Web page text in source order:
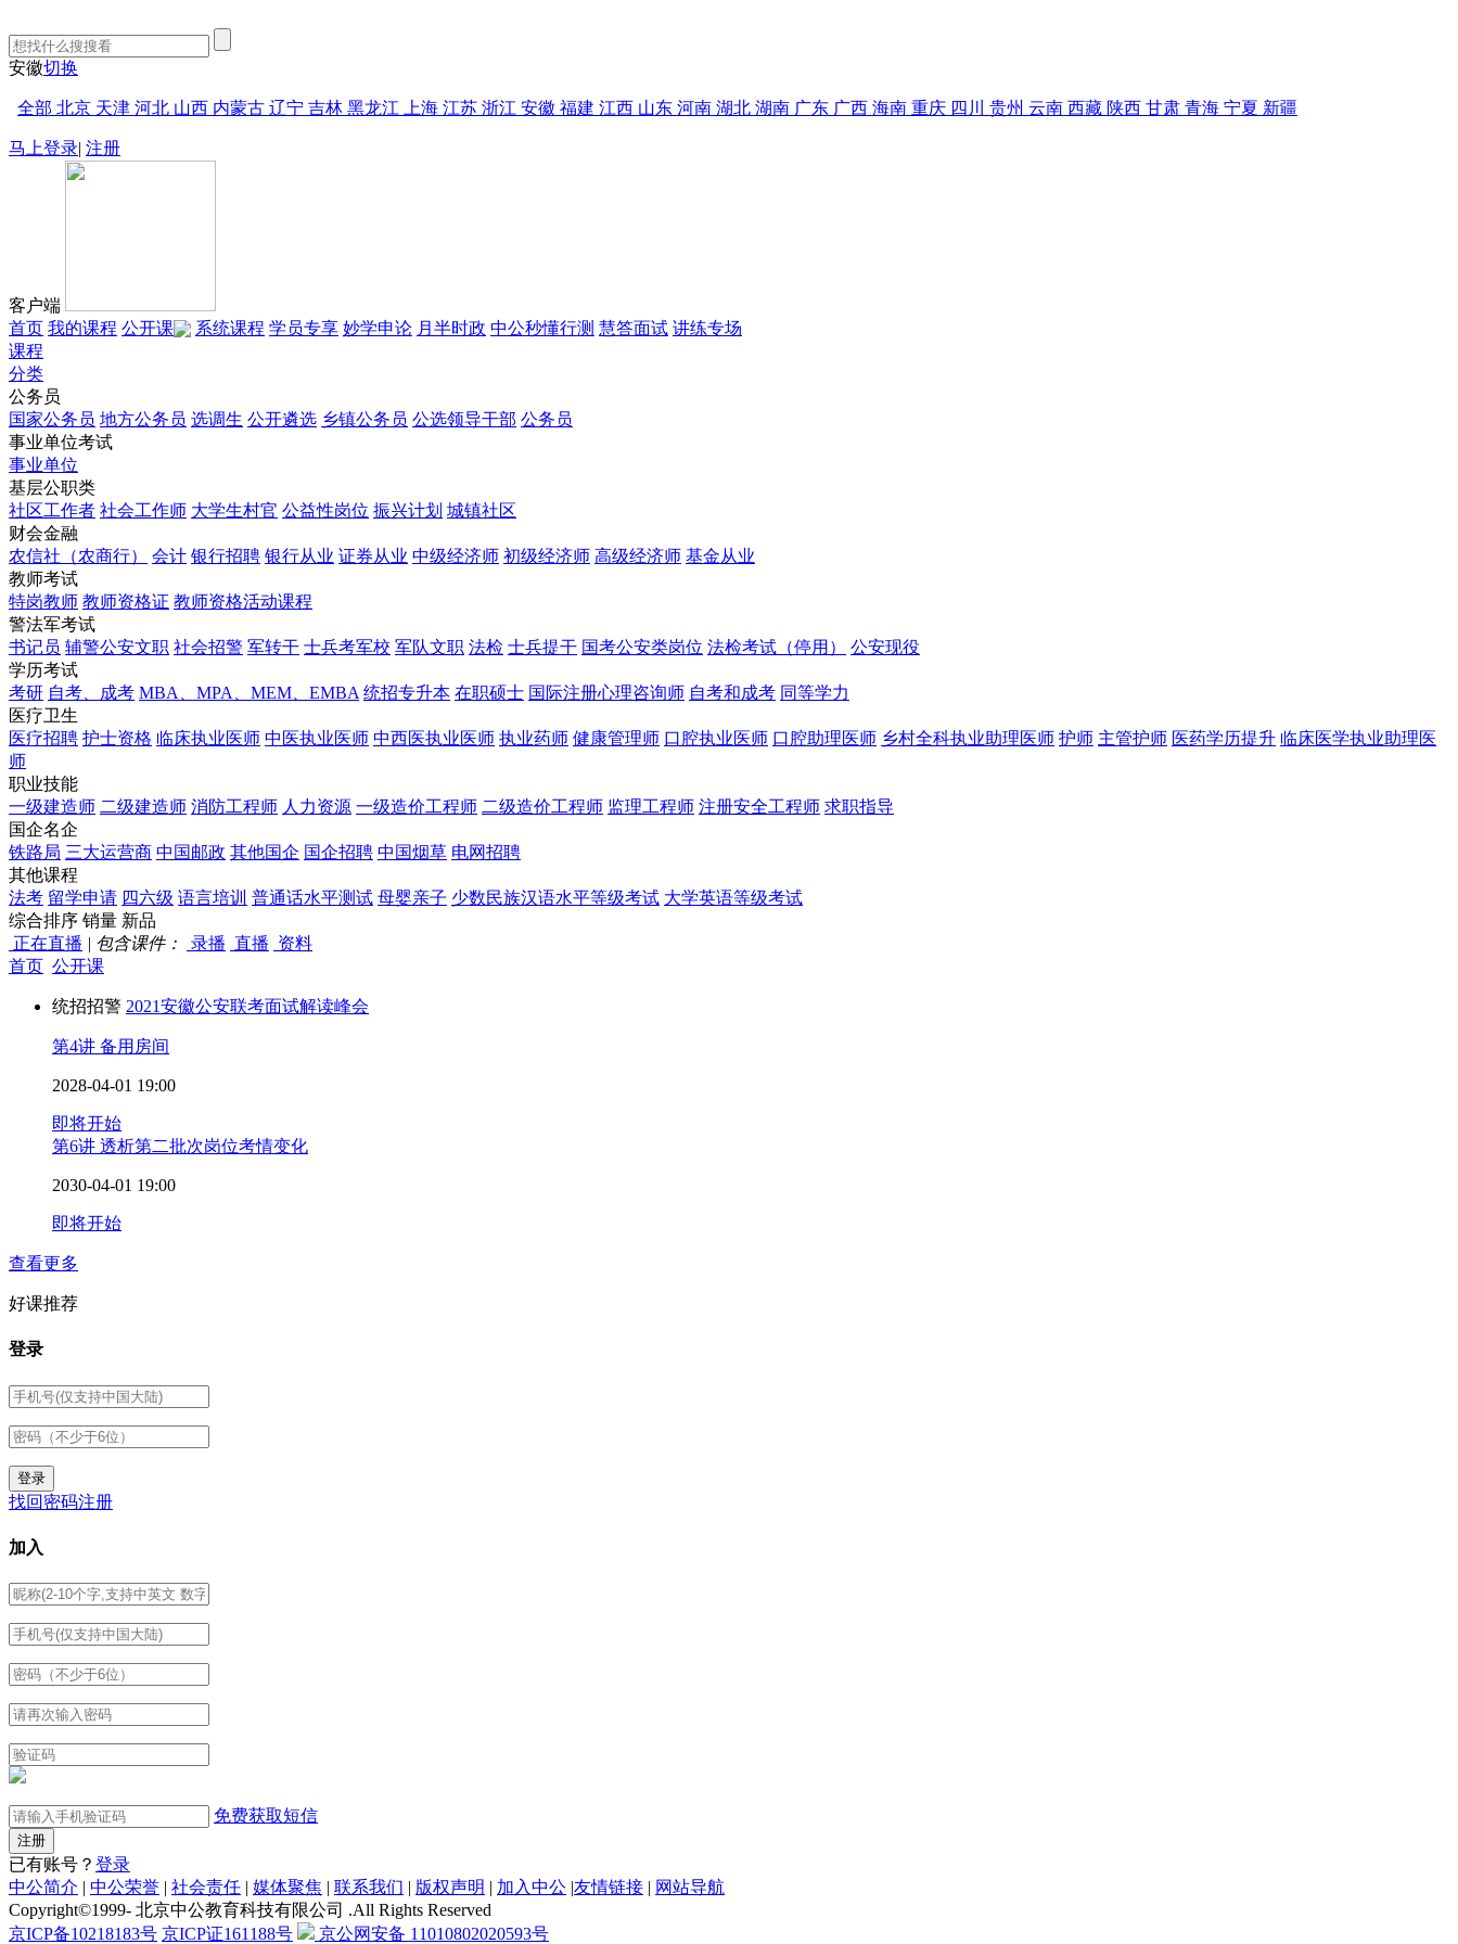
安徽切换
全部 北京 天津 河北 山西 内蒙古 辽宁 吉林 黑龙江 上海 江苏 浙江 安徽 福建 江西 山东 河南 湖北 湖南 广东 广西 海南 重庆 四川 贵州 云南 西藏 陕西 甘肃 青海 宁夏 新疆
马上登录| 注册
客户端
首页 我的课程 公开课 系统课程 学员专享 妙学申论 月半时政 中公秒懂行测 慧答面试 讲练专场
课程
分类
公务员
国家公务员 地方公务员 选调生 公开遴选 乡镇公务员 公选领导干部 公务员
事业单位考试
事业单位
基层公职类
社区工作者 社会工作师 大学生村官 公益性岗位 振兴计划 城镇社区
财会金融
农信社（农商行）
会计 银行招聘 银行从业 证券从业 中级经济师 初级经济师 高级经济师 基金从业
教师考试
特岗教师 教师资格证 教师资格活动课程
警法军考试
书记员 辅警公安文职 社会招警 军转干 士兵考军校 军队文职 法检 士兵提干 国考公安类岗位 法检考试（停用）
公安现役
学历考试
考研 自考、成考 MBA、MPA、MEM、EMBA 统招专升本 在职硕士 国际注册心理咨询师 自考和成考 同等学力
医疗卫生
医疗招聘 护士资格 临床执业医师 中医执业医师 中西医执业医师 执业药师 健康管理师 口腔执业医师 口腔助理医师 乡村全科执业助理医师 护师 主管护师 医药学历提升 临床医学执业助理医
师
职业技能
一级建造师 二级建造师 消防工程师 人力资源 一级造价工程师 二级造价工程师 监理工程师 注册安全工程师 求职指导
国企名企
铁路局 三大运营商 中国邮政 其他国企 国企招聘 中国烟草 电网招聘
其他课程
法考 留学申请 四六级 语言培训 普通话水平测试 母婴亲子 少数民族汉语水平等级考试 大学英语等级考试
综合排序 销量 新品
正在直播 | 包含课件： 录播 直播 资料
首页 公开课
统招招警 2021安徽公安联考面试解读峰会
第4讲 备用房间
2028-04-01 19:00
即将开始
第6讲 透析第二批次岗位考情变化
2030-04-01 19:00
即将开始
查看更多
好课推荐
登录
找回密码注册
加入
免费获取短信
已有账号？ 登录
中公简介 | 中公荣誉 | 社会责任 | 媒体聚焦 | 联系我们 | 版权声明 | 加入中公 |友情链接 | 网站导航
Copyright©1999- 北京中公教育科技有限公司 .All Rights Reserved
京ICP备10218183号 京ICP证161188号 京公网安备 11010802020593号